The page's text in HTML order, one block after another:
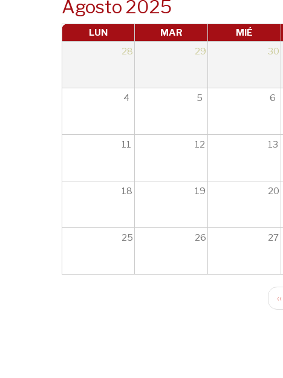
Agosto 2025
LUN MAR MIÉ
28
29 30
4 5 6
11 12 13
18 19 20
25 26 27
‹‹